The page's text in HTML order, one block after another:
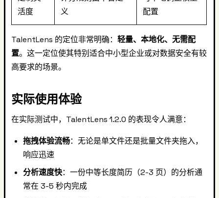
活度
义
配置
TalentLens 的定位非常明确： 轻量、本地化、无需配
置。这一定位使其特别适合中小型企业或对数据安全有较
高要求的场景。
实际使用体验
在实际测试中，TalentLens 1.2.0 的表现令人满意：
拖拽体验流畅：无论是单文件还是批量文件夹拖入，
响应迅速
分析速度快：一份中等长度简历（2-3 页）的分析通
常在 3-5 秒内完成